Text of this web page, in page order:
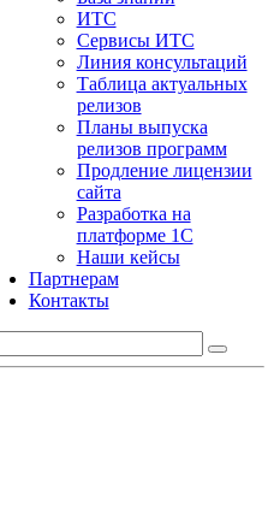
ИТС
Сервисы ИТС
Линия консультаций
Таблица актуальных
релизов
Планы выпуска
релизов программ
Продление лицензии
сайта
Разработка на
платформе 1С
Наши кейсы
Партнерам
Контакты